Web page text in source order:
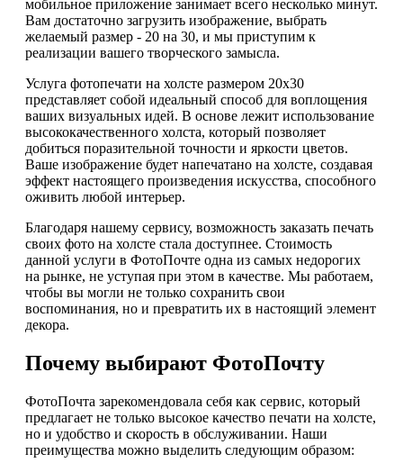
мобильное приложение занимает всего несколько минут.
Вам достаточно загрузить изображение, выбрать
желаемый размер - 20 на 30, и мы приступим к
реализации вашего творческого замысла.
Услуга фотопечати на холсте размером 20х30
представляет собой идеальный способ для воплощения
ваших визуальных идей. В основе лежит использование
высококачественного холста, который позволяет
добиться поразительной точности и яркости цветов.
Ваше изображение будет напечатано на холсте, создавая
эффект настоящего произведения искусства, способного
оживить любой интерьер.
Благодаря нашему сервису, возможность заказать печать
своих фото на холсте стала доступнее. Стоимость
данной услуги в ФотоПочте одна из самых недорогих
на рынке, не уступая при этом в качестве. Мы работаем,
чтобы вы могли не только сохранить свои
воспоминания, но и превратить их в настоящий элемент
декора.
Почему выбирают ФотоПочту
ФотоПочта зарекомендовала себя как сервис, который
предлагает не только высокое качество печати на холсте,
но и удобство и скорость в обслуживании. Наши
преимущества можно выделить следующим образом: